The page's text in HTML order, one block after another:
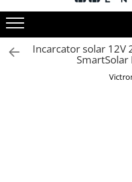
Residential
Industrial
Invertoare hibrid
Multiplus
Incarcator solar 12V
SmartSolar